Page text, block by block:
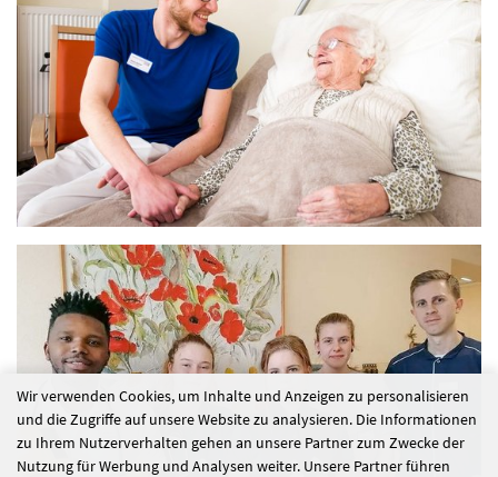
Wir verwenden Cookies, um Inhalte und Anzeigen zu personalisieren
und die Zugriffe auf unsere Website zu analysieren. Die Informationen
zu Ihrem Nutzerverhalten gehen an unsere Partner zum Zwecke der
Nutzung für Werbung und Analysen weiter. Unsere Partner führen